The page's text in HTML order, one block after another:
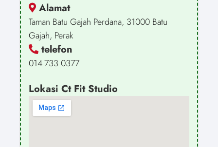
Alamat
Taman Batu Gajah Perdana, 31000 Batu
Gajah, Perak
telefon
014-733 0377
Lokasi Ct Fit Studio